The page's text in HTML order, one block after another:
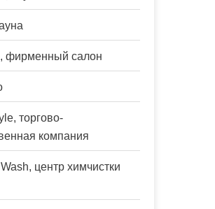
фирменный салон
торгово-
компания
центр химчистки